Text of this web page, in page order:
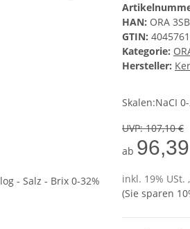
HAN: ORA 3SB
GTIN:
Kategorie:
Hersteller:
Skalen:NaCI
UVP:107,10 €
ab
inkl. 19% USt.
(Sie sparen